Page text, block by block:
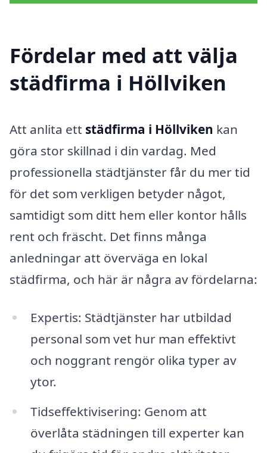
Fördelar med att välja
städfirma i Höllviken
Att anlita ett städfirma i Höllviken kan
göra stor skillnad i din vardag. Med
professionella städtjänster får du mer tid
för det som verkligen betyder något,
samtidigt som ditt hem eller kontor hålls
rent och fräscht. Det finns många
anledningar att överväga en lokal
städfirma, och här är några av fördelarna:
Expertis: Städtjänster har utbildad
personal som vet hur man effektivt
och noggrant rengör olika typer av
ytor.
Tidseffektivisering: Genom att
överlåta städningen till experter kan